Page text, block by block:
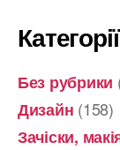
Категорії
Без рубрики
Дизайн (158)
Зачіски,